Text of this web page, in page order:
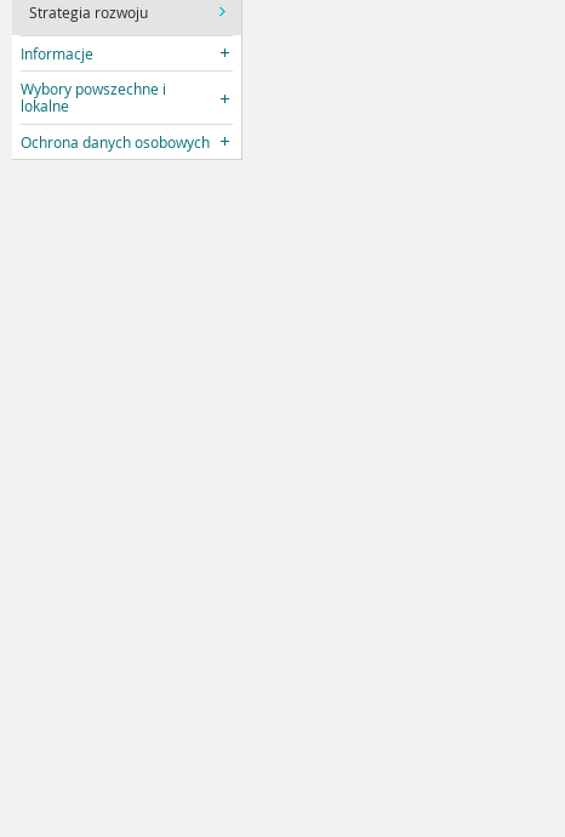
Strategia rozwoju
Informacje
Wybory powszechne i
lokalne
Ochrona danych osobowych